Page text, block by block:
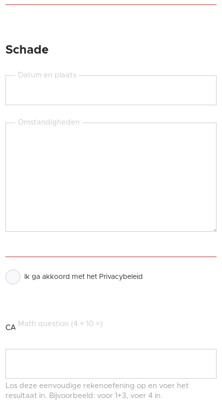
Schade
Datum en plaats
Omstandigheden
Ik ga akkoord met het Privacybeleid
CAPTCHA
Math question (4 + 10 =)
Los deze eenvoudige rekenoefening op en voer het
resultaat in. Bijvoorbeeld: voor 1+3, voer 4 in.